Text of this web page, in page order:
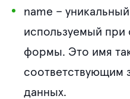
name –
используемый при
формы. Это имя
соответствующим
данных.